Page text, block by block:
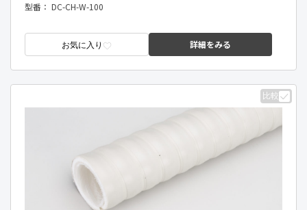
型番： DC-CH-W-100
お気に入り 詳細をみる
比較